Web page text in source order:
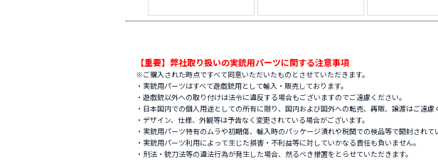
【重要】弊社取り扱いの実銃用パーツに関する注意事項
※ご購入された時点ですべて同意いただいたものとさせていただきます。
・実銃用パーツはすべて遊戯銃用として輸入・販売しております。
・遊戯銃以外への取り付けは法令に違反する場合もございますのでご遠慮ください。
・日本国内での個人用途としての所有に限り、国内および国外への転売、再販、譲渡はご遠慮
・デザイン、仕様、外観等は予告なく変更されている場合がございます。
・実銃用パーツ特有のムラや初期傷、輸入時のパッケージ潰れや税関での検品等で開封され
・実銃用パーツ利用によって生じた損害・不利益等に対していかなる責任も負いません。
・刑法・銃刀法等の違法行為が発生した場合、然るべき措置をとらせていただきます。